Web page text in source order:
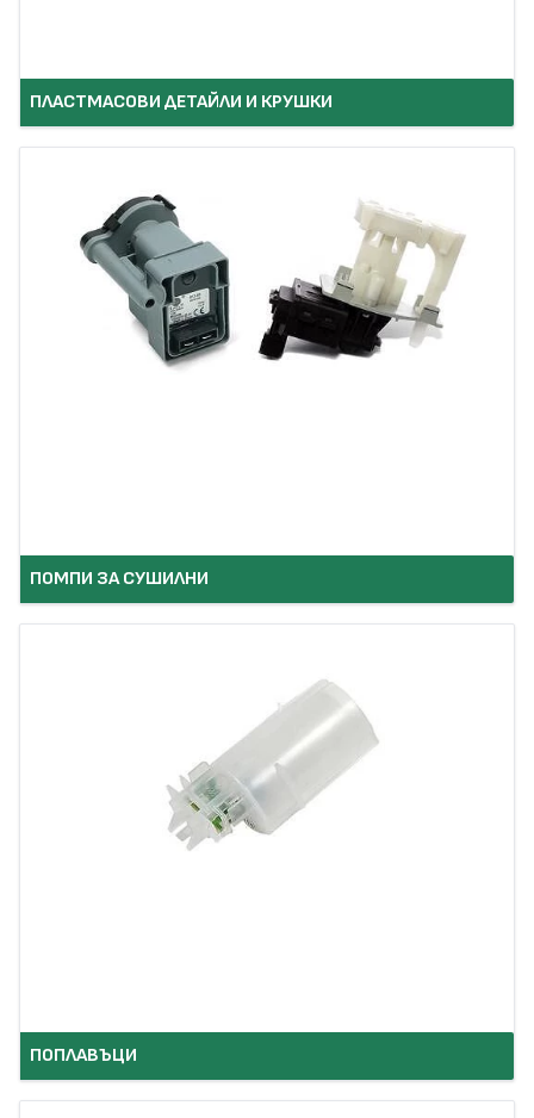
ПЛАСТМАСОВИ ДЕТАЙЛИ И КРУШКИ
ПОМПИ ЗА СУШИЛНИ
ПОПЛАВЪЦИ